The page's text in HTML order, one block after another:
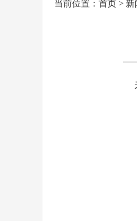
当前位置： 首页 > 新